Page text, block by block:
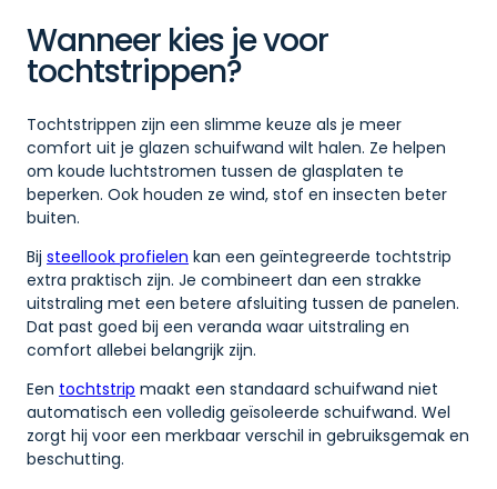
Wanneer kies je voor
tochtstrippen?
Tochtstrippen zijn een slimme keuze als je meer
comfort uit je glazen schuifwand wilt halen. Ze helpen
om koude luchtstromen tussen de glasplaten te
beperken. Ook houden ze wind, stof en insecten beter
buiten.
Bij steellook profielen kan een geïntegreerde tochtstrip
extra praktisch zijn. Je combineert dan een strakke
uitstraling met een betere afsluiting tussen de panelen.
Dat past goed bij een veranda waar uitstraling en
comfort allebei belangrijk zijn.
Een tochtstrip maakt een standaard schuifwand niet
automatisch een volledig geïsoleerde schuifwand. Wel
zorgt hij voor een merkbaar verschil in gebruiksgemak en
beschutting.